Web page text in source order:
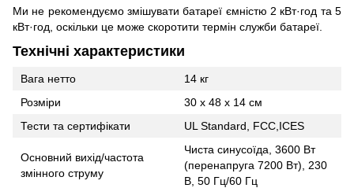
Ми не рекомендуємо змішувати батареї ємністю 2 кВт·год та 5
кВт·год, оскільки це може скоротити термін служби батареї.
Технічні характеристики
Вага нетто
14 кг
Розміри
30 x 48 x 14 см
Тести та сертифікати
UL Standard, FCC,ICES
Основний вихід/частота
змінного струму
Чиста синусоїда, 3600 Вт
(перенапруга 7200 Вт), 230
В, 50 Гц/60 Гц